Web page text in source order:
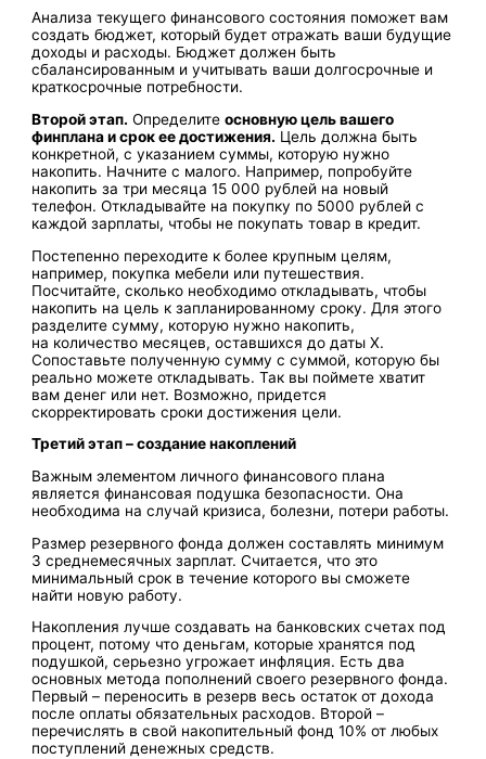
Анализа текущего финансового состояния поможет вам
создать бюджет, который будет отражать ваши будущие
доходы и расходы. Бюджет должен быть
сбалансированным и учитывать ваши долгосрочные и
краткосрочные потребности.
Второй этап. Определитеосновную цель вашего
финплана и срок ее достижения. Цель должна быть
конкретной, с указанием суммы, которую нужно
накопить. Начните с малого. Например, попробуйте
накопить за три месяца 15 000 рублей на новый
телефон. Откладывайте на покупку по 5000 рублей с
каждой зарплаты, чтобы не покупать товар в кредит.
Постепенно переходите к более крупным целям,
например, покупка мебели или путешествия.
Посчитайте, сколько необходимо откладывать, чтобы
накопить на цель к запланированному сроку. Для этого
разделите сумму, которую нужно накопить,
на количество месяцев, оставшихся до даты Х.
Сопоставьте полученную сумму с суммой, которую бы
реально можете откладывать. Так вы поймете хватит
вам денег или нет. Возможно, придется
скорректировать сроки достижения цели.
Третий этап – создание накоплений
Важным элементом личного финансового плана
является финансовая подушка безопасности. Она
необходима на случай кризиса, болезни, потери работы.
Размер резервного фонда должен составлять минимум
3 среднемесячных зарплат. Считается, что это
минимальный срок в течение которого вы сможете
найти новую работу.
Накопления лучше создавать на банковских счетах под
процент, потому что деньгам, которые хранятся под
подушкой, серьезно угрожает инфляция. Есть два
основных метода пополнений своего резервного фонда.
Первый – переносить в резерв весь остаток от дохода
после оплаты обязательных расходов. Второй –
перечислять в свой накопительный фонд 10% от любых
поступлений денежных средств.